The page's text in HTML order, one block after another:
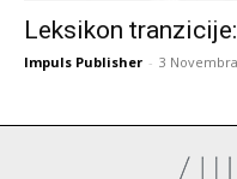
Leksikon
Impuls Publisher - 3